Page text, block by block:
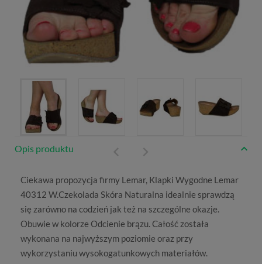
Opis produktu
Ciekawa propozycja firmy Lemar, Klapki Wygodne Lemar
40312 W.Czekolada Skóra Naturalna idealnie sprawdzą
się zarówno na codzień jak też na szczególne okazje.
Obuwie w kolorze Odcienie brązu. Całość została
wykonana na najwyższym poziomie oraz przy
wykorzystaniu wysokogatunkowych materiałów.